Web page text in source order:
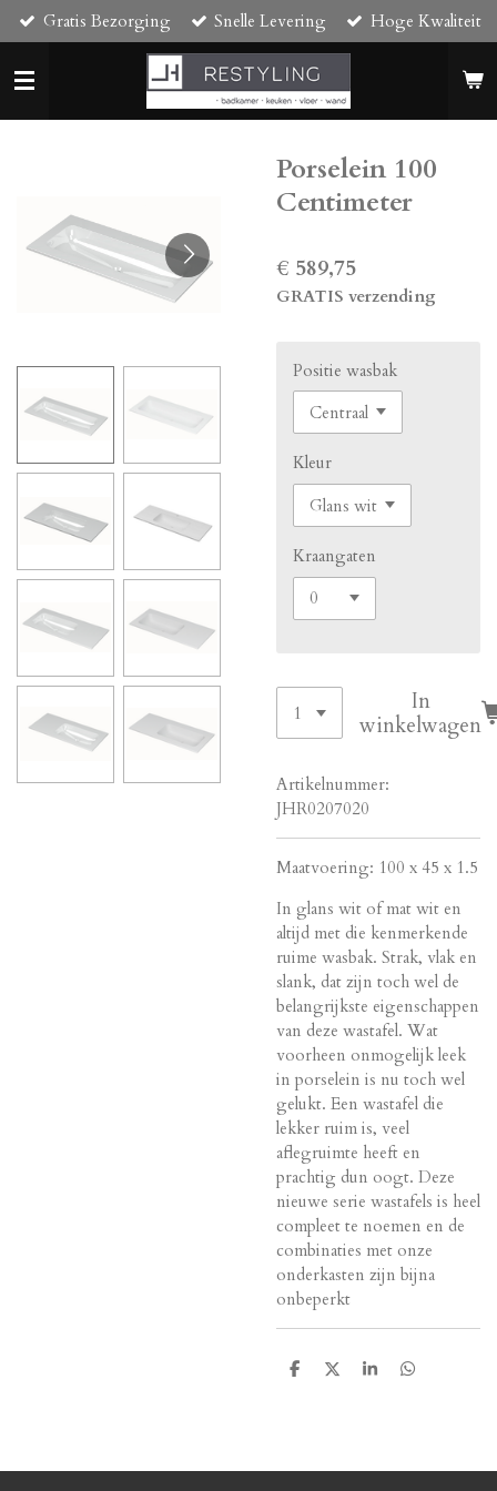
Ga
direct
naar
de
hoofdinhoud
Gratis Bezorging Snelle Levering Hoge Kwaliteit
Porselein 100
Centimeter
€ 589,75
GRATIS verzending
Positie wasbak
Kleur
Kraangaten
In
winkelwagen
Artikelnummer:
JHR0207020
Maatvoering: 100 x 45 x 1.5
In glans wit of mat wit en
altijd met die kenmerkende
ruime wasbak. Strak, vlak en
slank, dat zijn toch wel de
belangrijkste eigenschappen
van deze wastafel. Wat
voorheen onmogelijk leek
in porselein is nu toch wel
gelukt. Een wastafel die
lekker ruim is, veel
aflegruimte heeft en
prachtig dun oogt. Deze
nieuwe serie wastafels is heel
compleet te noemen en de
combinaties met onze
onderkasten zijn bijna
onbeperkt
D
D
S
D